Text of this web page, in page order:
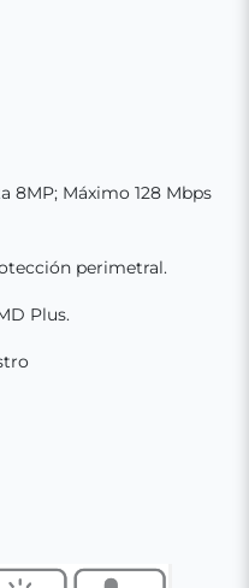
8MP; Máximo 128 Mbps
perimetral.
Plus.